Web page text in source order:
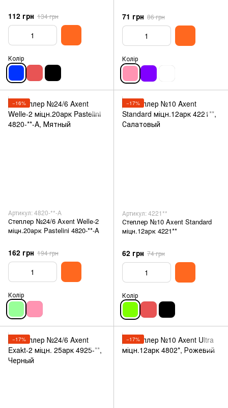
112 грн 134 грн
Колір
71 грн 86 грн
Колір
−16%
Артикул: 4820-**-A
Степлер №24/6 Axent Welle-2
міцн.20арк Pastelini 4820-**-A
162 грн 194 грн
Колір
−17%
Артикул: 4221**
Степлер №10 Axent Standard
міцн.12арк 4221**
62 грн 74 грн
Колір
−17% −17%